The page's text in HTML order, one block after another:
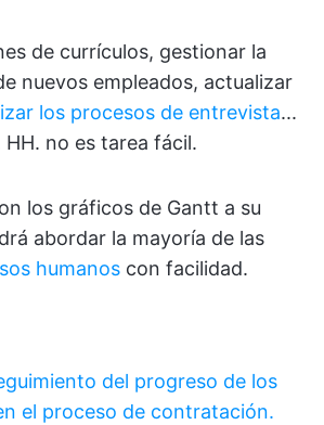
de currículos, gestionar la
nuevos empleados, actualizar
los procesos de entrevista...
HH. no es tarea fácil.
los gráficos de Gantt a su
abordar la mayoría de las
humanos con facilidad.
del progreso de los
el proceso de contratación.